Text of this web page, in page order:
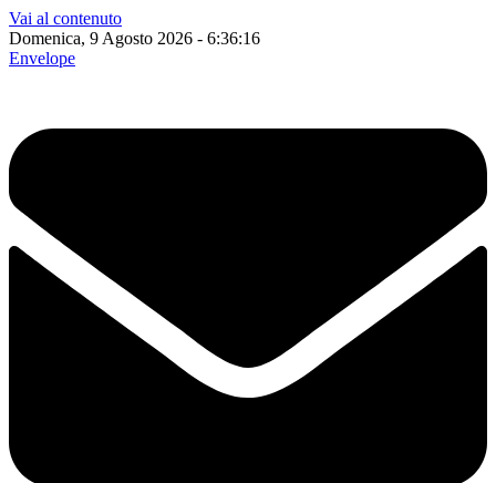
Vai al contenuto
Domenica, 9 Agosto 2026 - 6:36:17
Envelope